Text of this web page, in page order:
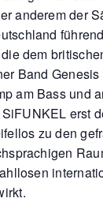
anderem der
dem
Band
am Bass und
erst
zu den